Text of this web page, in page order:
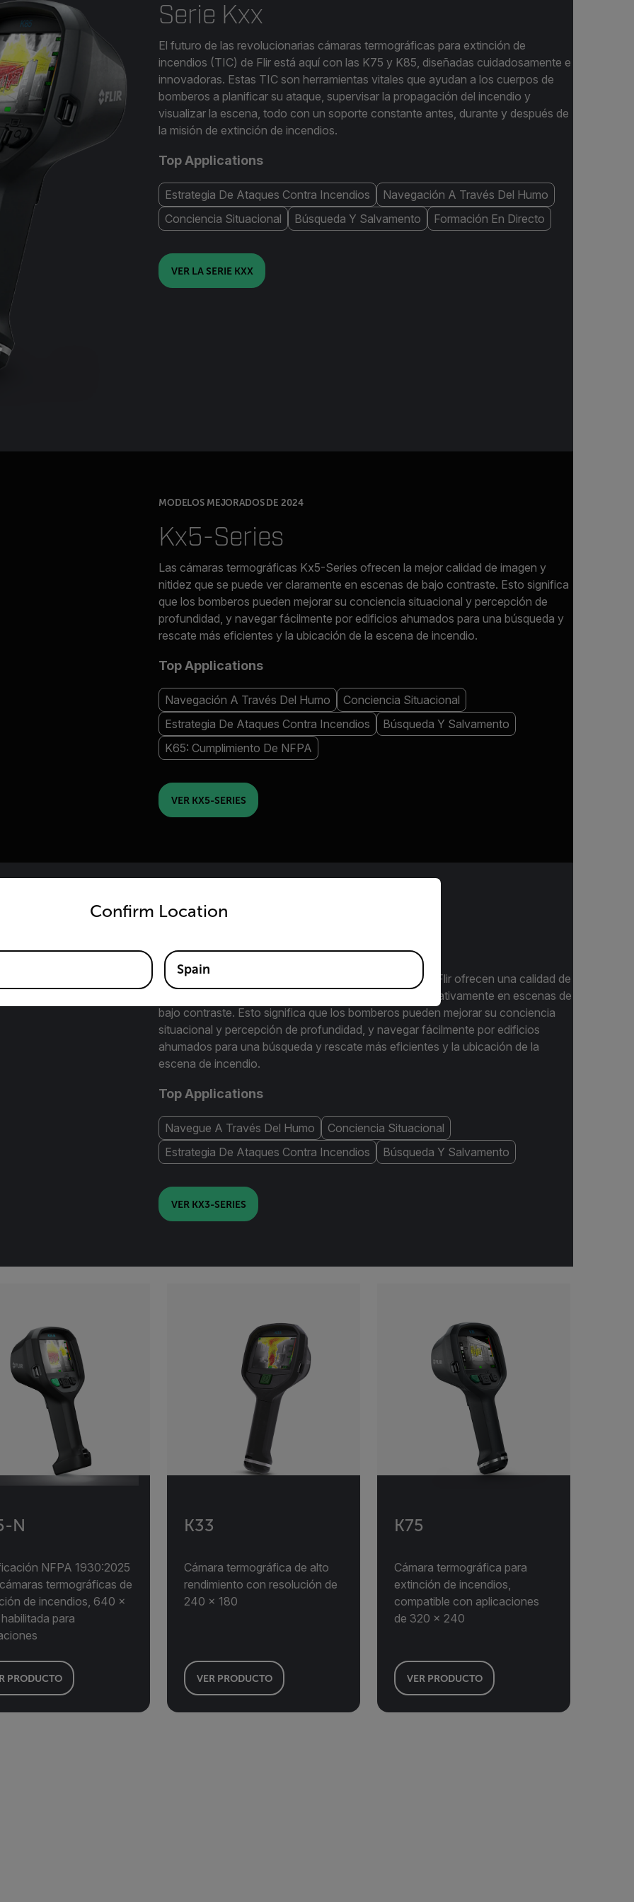
Serie Kxx
El futuro de las revolucionarias cámaras termográficas para extinción de
incendios (TIC) de Flir está aquí con las K75 y K85, diseñadas cuidadosamente e
innovadoras. Estas TIC son herramientas vitales que ayudan a los cuerpos de
bomberos a planificar su ataque, supervisar la propagación del incendio y
visualizar la escena, todo con un soporte constante antes, durante y después de
la misión de extinción de incendios.
Top Applications
Estrategia De Ataques Contra Incendios
Navegación A Través Del Humo
Conciencia Situacional
Búsqueda Y Salvamento Formación En Directo
VER LA SERIE KXX
MODELOS MEJORADOS DE 2024
Kx5-Series
Las cámaras termográficas Kx5-Series ofrecen la mejor calidad de imagen y
nitidez que se puede ver claramente en escenas de bajo contraste. Esto significa
que los bomberos pueden mejorar su conciencia situacional y percepción de
profundidad, y navegar fácilmente por edificios ahumados para una búsqueda y
rescate más eficientes y la ubicación de la escena de incendio.
Top Applications
Navegación A Través Del Humo
Conciencia Situacional
Estrategia De Ataques Contra Incendios
Búsqueda Y Salvamento
K65: Cumplimiento De NFPA
VER KX5-SERIES
CÁMARAS TERMOGRÁFICAS DE ALTO RENDIMIENTO
Kx3-Series
Actualizadas para 2024, estas cámaras termográficas Flir ofrecen una calidad de
imagen y una nitidez aún mejores, que se notan significativamente en escenas de
bajo contraste. Esto significa que los bomberos pueden mejorar su conciencia
situacional y percepción de profundidad, y navegar fácilmente por edificios
ahumados para una búsqueda y rescate más eficientes y la ubicación de la
escena de incendio.
Top Applications
Navegue A Través Del Humo
Conciencia Situacional
Estrategia De Ataques Contra Incendios
Búsqueda Y Salvamento
VER KX3-SERIES
N
NFPA 1930:2025
termográficas de
de incendios, 640 ×
para
PRODUCTO
K33
Cámara termográfica de alto
rendimiento con resolución de
240 × 180
VER PRODUCTO
K75
Cámara termográfica para
extinción de incendios,
compatible con aplicaciones
de 320 × 240
VER PRODUCTO
Confirm Location
and language from the options below to access the appropriate version of our website.
Spain